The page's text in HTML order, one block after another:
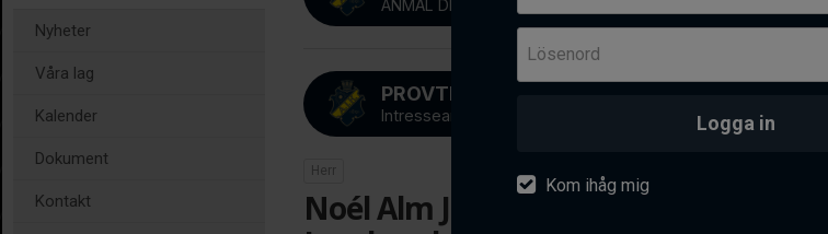
Lösenord
Logga in
Kom ihåg mig
Nyheter
Våra lag
Kalender
Dokument
Kontakt
ANMÄL DIG NU
Intresseanmälan
Herr
Noél Alm Johansson ansluter till AIK